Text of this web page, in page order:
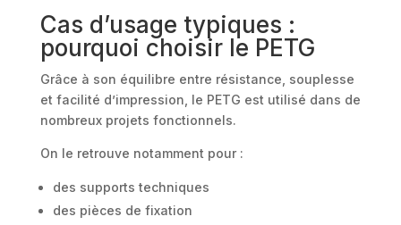
Cas d’usage typiques :
pourquoi choisir le PETG
Grâce à son équilibre entre résistance, souplesse
et facilité d’impression, le PETG est utilisé dans de
nombreux projets fonctionnels.
On le retrouve notamment pour :
des supports techniques
des pièces de fixation